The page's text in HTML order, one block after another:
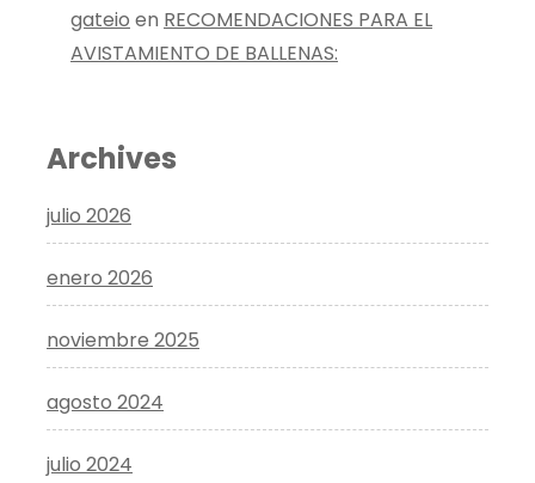
gateio en RECOMENDACIONES PARA EL
AVISTAMIENTO DE BALLENAS:
Archives
julio 2026
enero 2026
noviembre 2025
agosto 2024
julio 2024